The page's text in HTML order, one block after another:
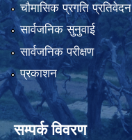
चौमासिक प्रगति प्रतिवेदन
सार्वजनिक सुनुवाई
सार्वजनिक परीक्षण
प्रकाशन
सम्पर्क विवरण